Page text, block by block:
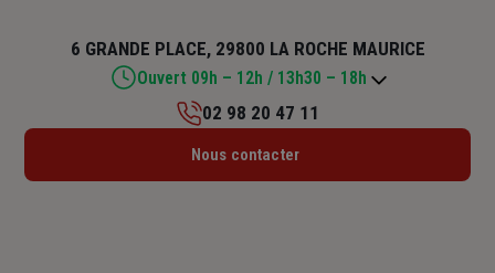
6 GRANDE PLACE, 29800 LA ROCHE MAURICE
Ouvert 09h – 12h / 13h30 – 18h
Lundi : 09h – 12h / 13h30 – 18h
02 98 20 47 11
Nous contacter